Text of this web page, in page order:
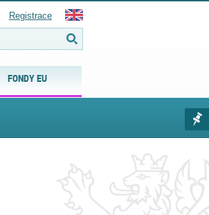
FONDY EU
Registrace